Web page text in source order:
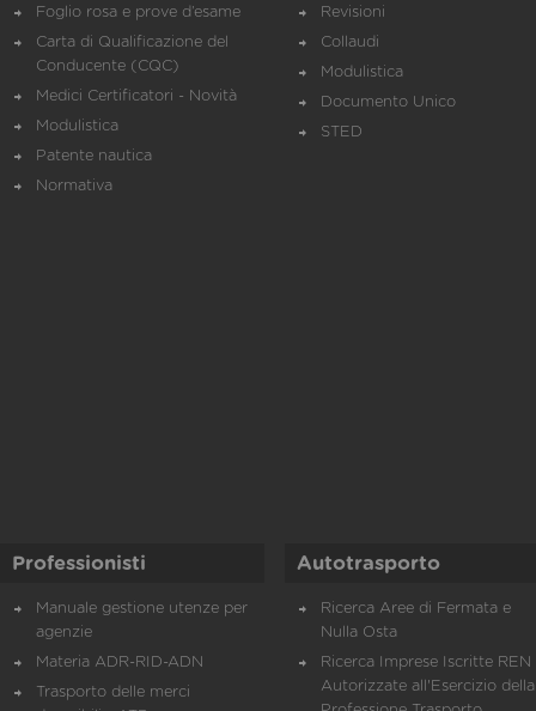
Foglio rosa e prove d’esame
Carta di Qualificazione del
Conducente (CQC)
Medici Certificatori - Novità
Modulistica
Patente nautica
Normativa
Revisioni
Collaudi
Modulistica
Documento Unico
STED
Professionisti
Manuale gestione utenze per
agenzie
Materia ADR-RID-ADN
Trasporto delle merci
Autotrasporto
Ricerca Aree di Fermata e
Nulla Osta
Ricerca Imprese Iscritte REN
Autorizzate all'Esercizio della